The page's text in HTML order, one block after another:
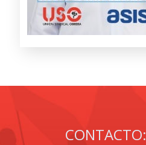
CONTACTO: